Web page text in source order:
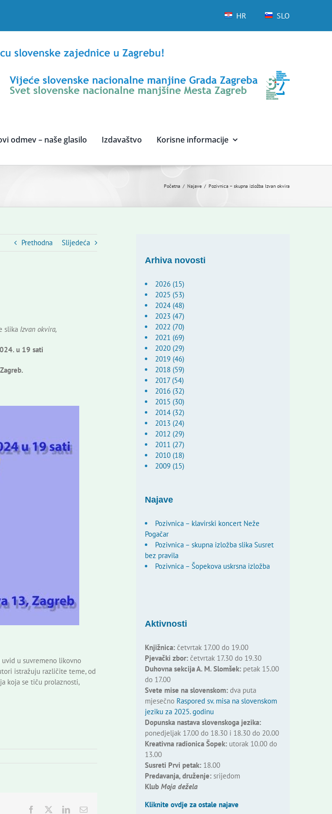
HR SLO
odmev – naše glasilo Izdavaštvo Korisne informacije
Početna Najave Pozivnica – skupna izložba Izvan okvira
Prethodna Slijedeća
slika Izvan okvira,
u 19 sati
u suvremeno likovno
istražuju različite teme, od
koja se tiču prolaznosti,
Facebook
TwitterLinkedInEmail:
Arhiva novosti
2026 (15)
2025 (53)
2024 (48)
2023 (47)
2022 (70)
2021 (69)
2020 (29)
2019 (46)
2018 (59)
2017 (54)
2016 (32)
2015 (30)
2014 (32)
2013 (24)
2012 (29)
2011 (27)
2010 (18)
2009 (15)
Najave
Pozivnica – klavirski koncert Neže
Pogačar
Pozivnica – skupna izložba slika Susret
bez pravila
Pozivnica – Šopekova uskrsna izložba
Aktivnosti
Knjižnica:četvrtak 17.00 do 19.00
Pjevački zbor:četvrtak 17.30 do 19.30
Duhovna sekcija A. M. Slomšek:petak 15.00
do 17.00
Svete mise na slovenskom:dva puta
mjesečno Raspored sv. misa na slovenskom
jeziku za 2025. godinu
Dopunska nastava slovenskoga jezika:
ponedjeljak 17.00 do 18.30 i 18.30 do 20.00
Kreativna radionica Šopek:utorak 10.00 do
13.00
Susreti Prvi petak:18.00
Predavanja, druženje:srijedom
Klub Moja dežela
Kliknite ovdje za ostale najave